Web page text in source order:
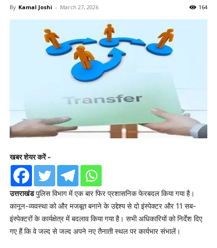
By Kamal Joshi - March 27, 2026 164
खबर शेयर करें -
उत्तराखंडपुलिस विभाग में एक बार फिर प्रशासनिक फेरबदल किया गया है।
कानून-व्यवस्था को और मजबूत बनाने के उद्देश्य से दो इंस्पेक्टर और 11 सब-
इंस्पेक्टरों के कार्यक्षेत्र में बदलाव किया गया है। सभी अधिकारियों को निर्देश दिए
गए हैं कि वे जल्द से जल्द अपने नए तैनाती स्थल पर कार्यभार संभालें।